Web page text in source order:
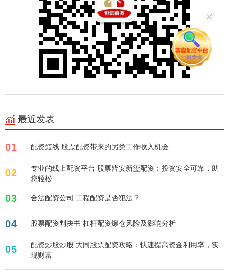
最近发表
01 配资短线 股票配资带来的另类工作收入机会
02
专业的线上配资平台 股票皆安新玺配资：投资安全可靠，助
您轻松
03 合法配资公司 工程配资是否犯法？
04 股票配资判决书 杠杆配资爆仓风险及影响分析
05
配资炒股炒股 大同股票配资攻略：快速提高资金利用率，实
现财富